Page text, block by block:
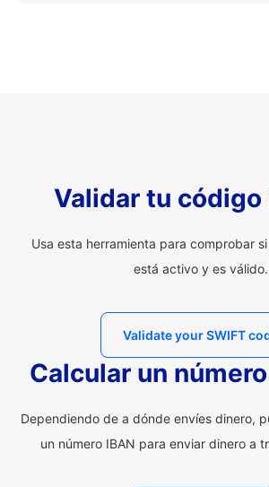
Validar tu código
Usa esta herramienta para comprobar
está activo y es válido.
Validate your SWIFT
Calcular un
Dependiendo de a dónde envíes dinero,
un número IBAN para enviar dinero a